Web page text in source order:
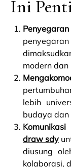
Ini
modern
lebih
budaya dan
draw sdy
diusung
kolaborasi,